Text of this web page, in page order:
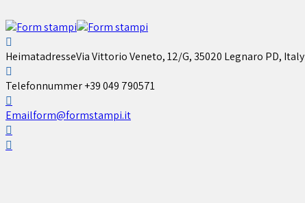
HeimatadresseVia Vittorio Veneto, 12/G, 35020 Legnaro PD, Italy
Telefonnummer+39 049 790571
Emailform@formstampi.it